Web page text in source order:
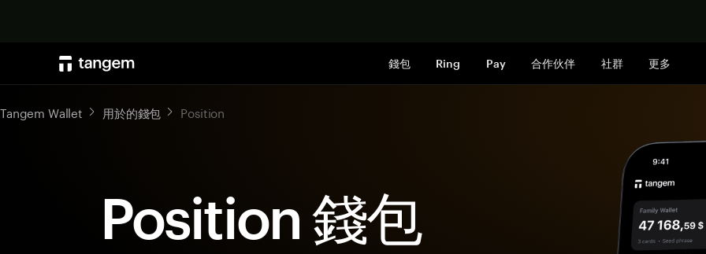
錢包 Ring Pay 合作伙伴 社群 更多
Tangem Wallet 用於的錢包 Position
Position 錢包